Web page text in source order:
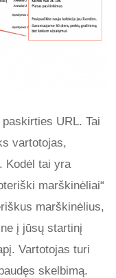
URL. Tai
vartotojas,
Kodėl tai yra
marškinėliai“
marškinėlius,
į jūsų startinį
Vartotojas turi
skelbimą.